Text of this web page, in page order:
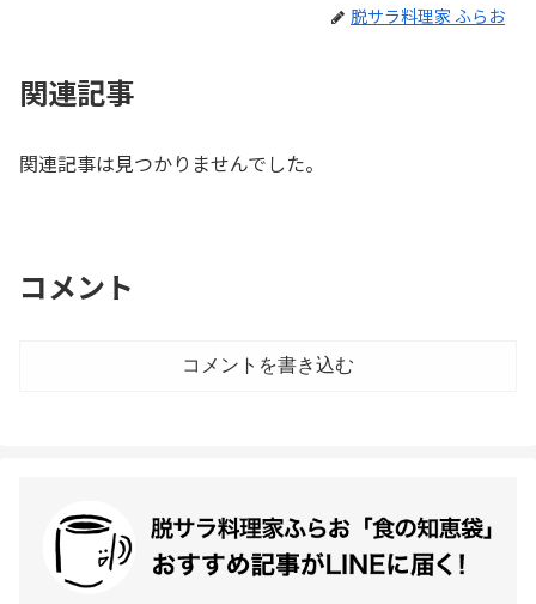
脱サラ料理家 ふらお
関連記事
関連記事は見つかりませんでした。
コメント
コメントを書き込む